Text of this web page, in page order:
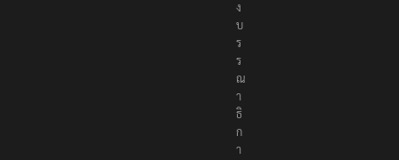
ก
อ
ง
บ
ร
ร
ณ
า
ธิ